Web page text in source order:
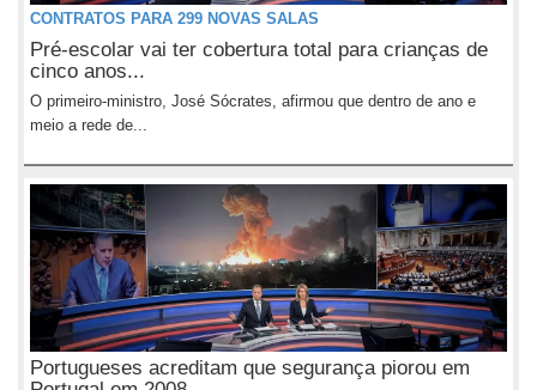
CONTRATOS PARA 299 NOVAS SALAS
Pré-escolar vai ter cobertura total para crianças de
cinco anos...
O primeiro-ministro, José Sócrates, afirmou que dentro de ano e
meio a rede de...
Portugueses acreditam que segurança piorou em